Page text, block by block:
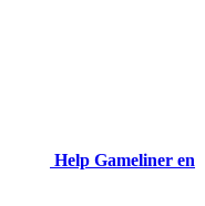
Help Gameliner en